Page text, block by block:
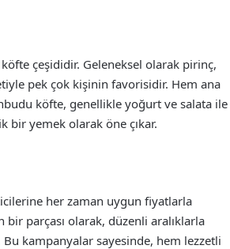
köfte çeşididir. Geleneksel olarak pirinç,
pek çok kişinin favorisidir. Hem ana
köfte, genellikle yoğurt ve salata ile
bir yemek olarak öne çıkar.
her zaman uygun fiyatlarla
bir parçası olarak, düzenli aralıklarla
kampanyalar sayesinde, hem lezzetli